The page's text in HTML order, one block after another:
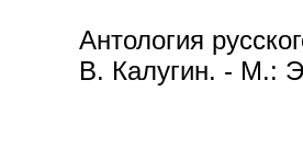
Антология
В. Калугин. - М.: